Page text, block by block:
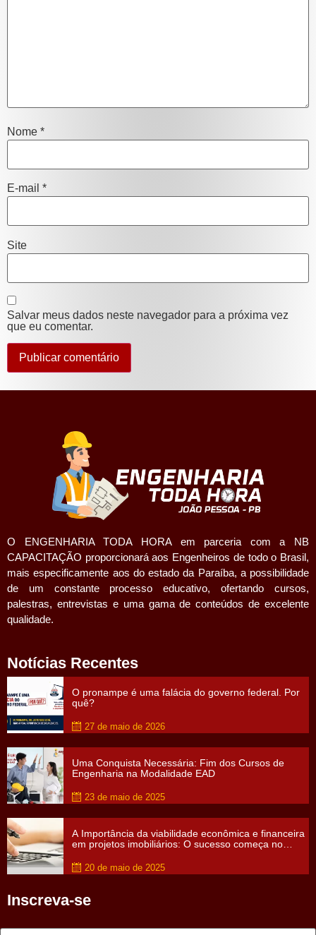
Nome *
E-mail *
Site
Salvar meus dados neste navegador para a próxima vez
que eu comentar.
O ENGENHARIA TODA HORA em parceria com a NB
CAPACITAÇÃO proporcionará aos Engenheiros de todo o Brasil,
mais especificamente aos do estado da Paraíba, a possibilidade
de um constante processo educativo, ofertando cursos,
palestras, entrevistas e uma gama de conteúdos de excelente
qualidade.
Notícias Recentes
O pronampe é uma falácia do governo federal. Por
quê?
27 de maio de 2026
Uma Conquista Necessária: Fim dos Cursos de
Engenharia na Modalidade EAD
23 de maio de 2025
A Importância da viabilidade econômica e financeira
em projetos imobiliários: O sucesso começa no
20 de maio de 2025
Inscreva-se